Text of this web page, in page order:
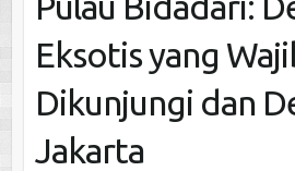
Eksotis yang
Dikunjungi dan
Jakarta